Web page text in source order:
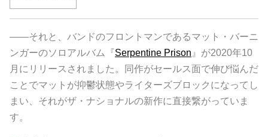
――それと、バンドのフロントマンであるマット・バーニ
ンガーのソロアルバム『Serpentine Prison 』が2020年10
月にリリースされました。同作がセールス面で伸び悩んだ
ことでマットが抑鬱状態やライターズブロックになってし
まい、それがザ・ナショナルの新作に直接繋がっていま
す。